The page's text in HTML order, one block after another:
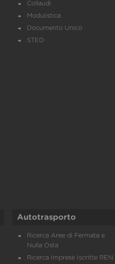
Collaudi
Modulistica
Documento Unico
STED
Autotrasporto
Ricerca Aree di Fermata e
Nulla Osta
Ricerca Imprese Iscritte REN